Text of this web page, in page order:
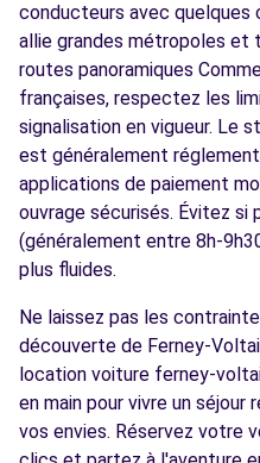
conducteurs avec quelques
allie grandes métropoles et
routes panoramiques
françaises, respectez les
signalisation en vigueur. Le
est généralement
applications de paiement
ouvrage sécurisés. Évitez si
(généralement entre 8h-
plus fluides.
Ne laissez pas les
découverte de Ferney-
location voiture ferney-
en main pour vivre un
vos envies. Réservez votre